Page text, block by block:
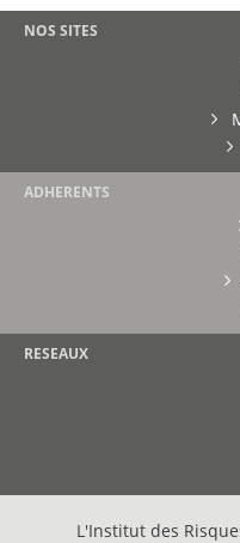
NOS SITES
ADHERENTS
RESEAUX
L'Institut des